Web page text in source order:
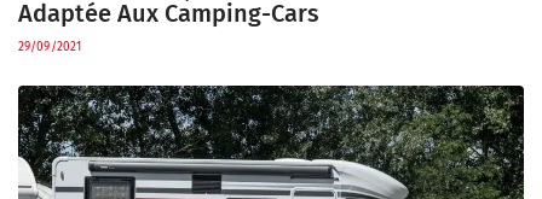
Adaptée Aux Camping-Cars
29/09/2021